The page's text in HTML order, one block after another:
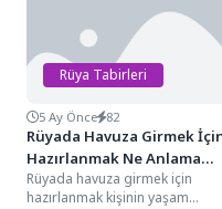
Rüya Tabirleri
5 Ay Önce 82
Rüyada Havuza Girmek
Hazırlanmak Ne Anlama
Gelir?
Rüyada havuza girmek için
hazırlanmak kişinin yaşam